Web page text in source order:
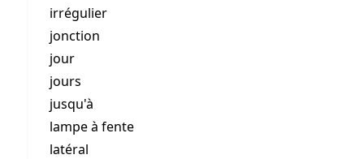
irrégulier
jonction
jour
jours
jusqu'à
lampe à fente
latéral